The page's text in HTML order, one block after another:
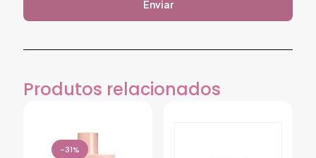
Produtos relacionados
-31%